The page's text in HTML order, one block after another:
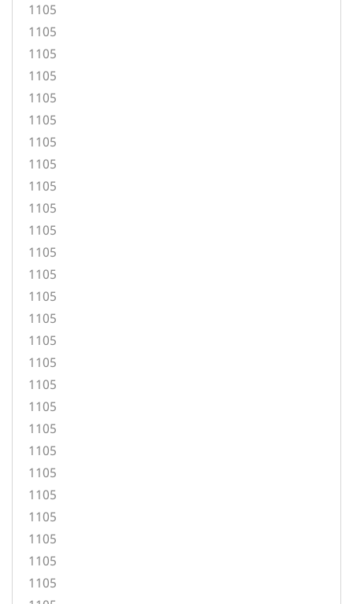
1105
1105
1105
1105
1105
1105
1105
1105
1105
1105
1105
1105
1105
1105
1105
1105
1105
1105
1105
1105
1105
1105
1105
1105
1105
1105
1105